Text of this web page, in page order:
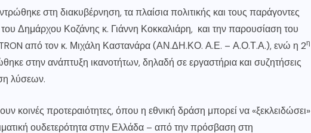
στη διακυβέρνηση, τα πλαίσια πολιτικής και τους παράγοντες
Δημάρχου Κοζάνης κ. Γιάννη Κοκκαλιάρη, και την παρουσίαση του
από τον κ. Μιχάλη Καστανάρα (ΑΝ.ΔΗ.ΚΟ. Α.Ε. – Α.Ο.Τ.Α.), ενώ η 2η
στην ανάπτυξη ικανοτήτων, δηλαδή σε εργαστήρια και συζητήσεις
λύσεων.
κοινές προτεραιότητες, όπου η εθνική δράση μπορεί να «ξεκλειδώσει»
ουδετερότητα στην Ελλάδα – από την πρόσβαση στη